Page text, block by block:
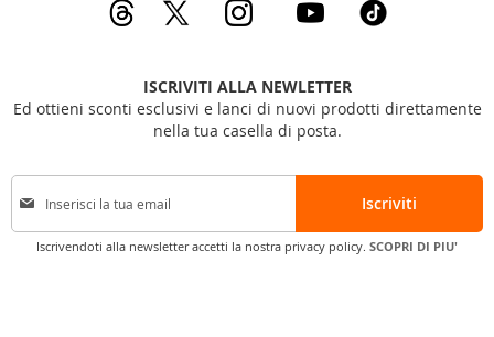
ISCRIVITI ALLA NEWLETTER
Ed ottieni sconti esclusivi e lanci di nuovi prodotti direttamente
nella tua casella di posta.
I
c
Iscriviti
Iscrivendoti alla newsletter accetti la nostra privacy policy. SCOPRI DI PIU'